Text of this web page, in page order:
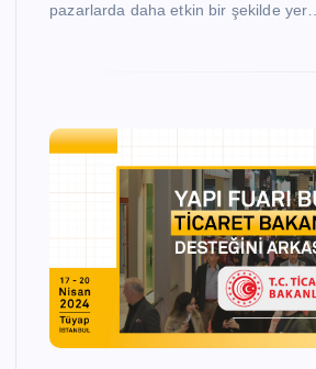
pazarlarda daha etkin bir şekilde yer…